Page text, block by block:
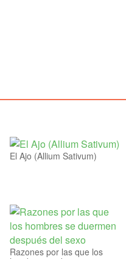
El Ajo (Allium Sativum)
Razones por las que los